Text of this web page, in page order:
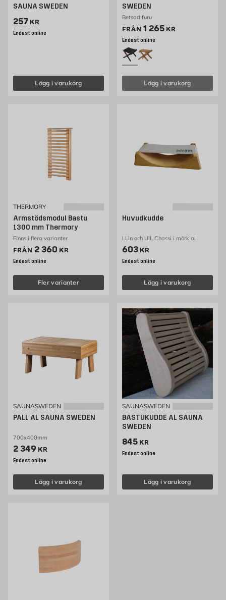
SAUNA SWEDEN
Pris 257 kr
257 KR
Endast online
Lägg i varukorg
SWEDEN
Betsad furu
FRÅN Pris 1265 kr
1 265 KR
Endast online
Lägg i varukorg
THERMORY
Armstödsmodul Bastu
1300 mm Thermory
Finns i flera varianter
FRÅN Pris 2360 kr
2 360 KR
Endast online
Fler varianter
Huvudkudde
I Lin och Ull. Chassi i mörk al
Pris 603 kr
603 KR
Endast online
Lägg i varukorg
SAUNASWEDEN
PALL AL SAUNA SWEDEN
700x400mm
Pris 2349 kr
2 349 KR
Endast online
Lägg i varukorg
SAUNASWEDEN
BASTUKUDDE AL SAUNA
SWEDEN
Pris 845 kr
845 KR
Endast online
Lägg i varukorg